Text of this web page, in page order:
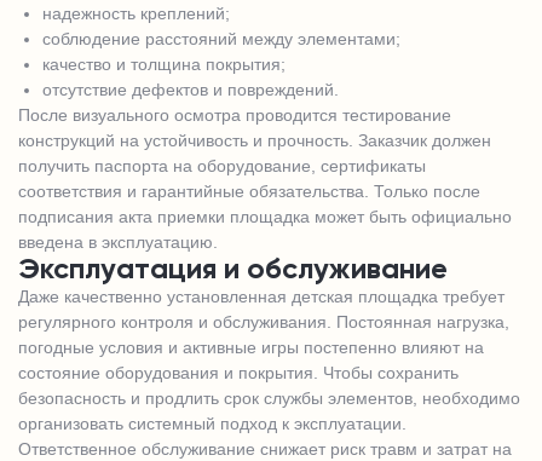
надежность креплений;
соблюдение расстояний между элементами;
качество и толщина покрытия;
отсутствие дефектов и повреждений.
После визуального осмотра проводится тестирование
конструкций на устойчивость и прочность. Заказчик должен
получить паспорта на оборудование, сертификаты
соответствия и гарантийные обязательства. Только после
подписания акта приемки площадка может быть официально
введена в эксплуатацию.
Эксплуатация и обслуживание
Даже качественно установленная детская площадка требует
регулярного контроля и обслуживания. Постоянная нагрузка,
погодные условия и активные игры постепенно влияют на
состояние оборудования и покрытия. Чтобы сохранить
безопасность и продлить срок службы элементов, необходимо
организовать системный подход к эксплуатации.
Ответственное обслуживание снижает риск травм и затрат на